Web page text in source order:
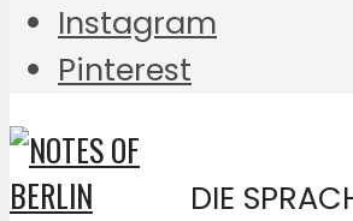
Instagram
Pinterest
DIE